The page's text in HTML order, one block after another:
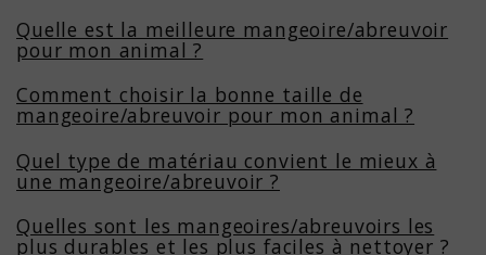
Quelle est la meilleure mangeoire/abreuvoir
pour mon animal ?
Comment choisir la bonne taille de
mangeoire/abreuvoir pour mon animal ?
Quel type de matériau convient le mieux à
une mangeoire/abreuvoir ?
Quelles sont les mangeoires/abreuvoirs les
plus durables et les plus faciles à nettoyer ?